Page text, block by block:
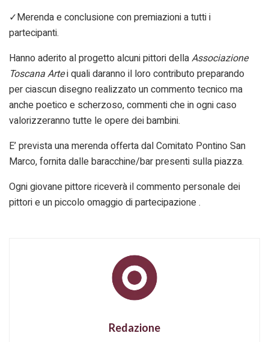
✓Merenda e conclusione con premiazioni a tutti i
partecipanti.
Hanno aderito al progetto alcuni pittori dellaAssociazione
Toscana Artei quali daranno il loro contributo preparando
per ciascun disegno realizzato un commento tecnico ma
anche poetico e scherzoso, commenti che in ogni caso
valorizzeranno tutte le opere dei bambini.
E’ prevista una merenda offerta dal Comitato Pontino San
Marco, fornita dalle baracchine/bar presenti sulla piazza.
Ogni giovane pittore riceverà il commento personale dei
pittori e un piccolo omaggio di partecipazione .
Redazione